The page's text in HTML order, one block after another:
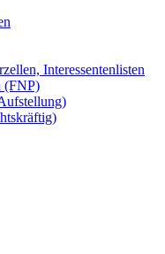
Interessentenlisten
(FNP)